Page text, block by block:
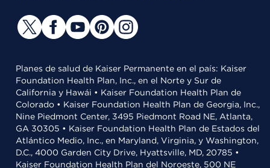
Planes de salud de Kaiser Permanente en el país: Kaiser
Foundation Health Plan, Inc., en el Norte y Sur de
California y Hawái • Kaiser Foundation Health Plan de
Colorado • Kaiser Foundation Health Plan de Georgia, Inc.,
Nine Piedmont Center, 3495 Piedmont Road NE, Atlanta,
GA 30305 • Kaiser Foundation Health Plan de Estados del
Atlántico Medio, Inc., en Maryland, Virginia, y Washington,
D.C., 4000 Garden City Drive, Hyattsville, MD, 20785 •
Kaiser Foundation Health Plan del Noroeste, 500 NE